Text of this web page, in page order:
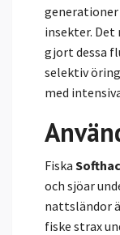
insekter. Det
gjort dessa
selektiv
med
Fiska
och sjöar
nattsländor
fiske strax